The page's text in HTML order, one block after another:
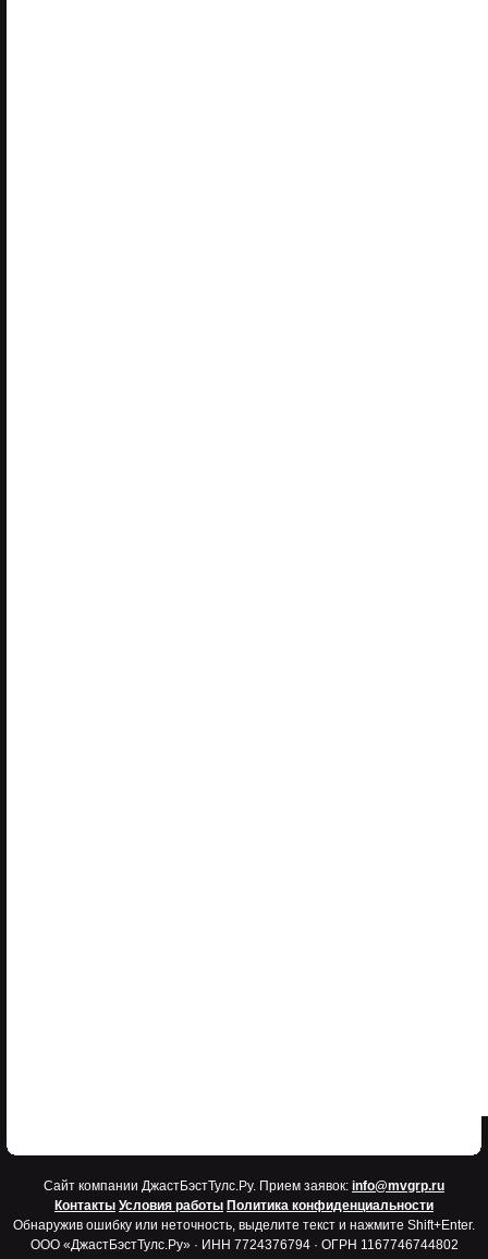
Cайт компании ДжастБэстТулс.Ру. Прием заявок: info@mvgrp.ru
Контакты Условия работы Политика конфиденциальности
Обнаружив ошибку или неточность, выделите текст и нажмите Shift+Enter.
ООО «ДжастБэстТулс.Ру» · ИНН 7724376794 · ОГРН 1167746744802